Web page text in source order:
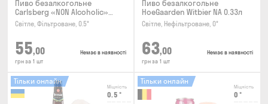
Пиво безалкогольне
Carlsberg «NON Alcoholic»
0.45л
Світле, Фільтроване, 0.5°
55,00
грн за 1 шт
Немає в наявності
Пиво безалкогольне
HoeGaarden Witbier NA 0.33л
Світле, Нефільтроване, 0°
63,00
грн за 1 шт
Немає в наявності
Міцність
0.5 °
Тільки онлайн
Міцність
0 °
Тільки онлайн